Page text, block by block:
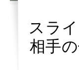
スラ
相手